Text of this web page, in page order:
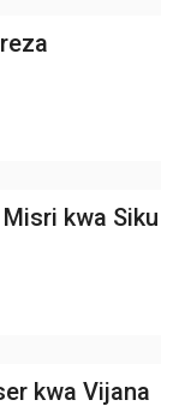
kwa Siku
kwa Vijana